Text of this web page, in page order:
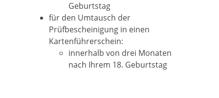
Geburtstag
für den Umtausch der
Prüfbescheinigung in einen
Kartenführerschein:
innerhalb von drei Monaten
nach Ihrem 18. Geburtstag